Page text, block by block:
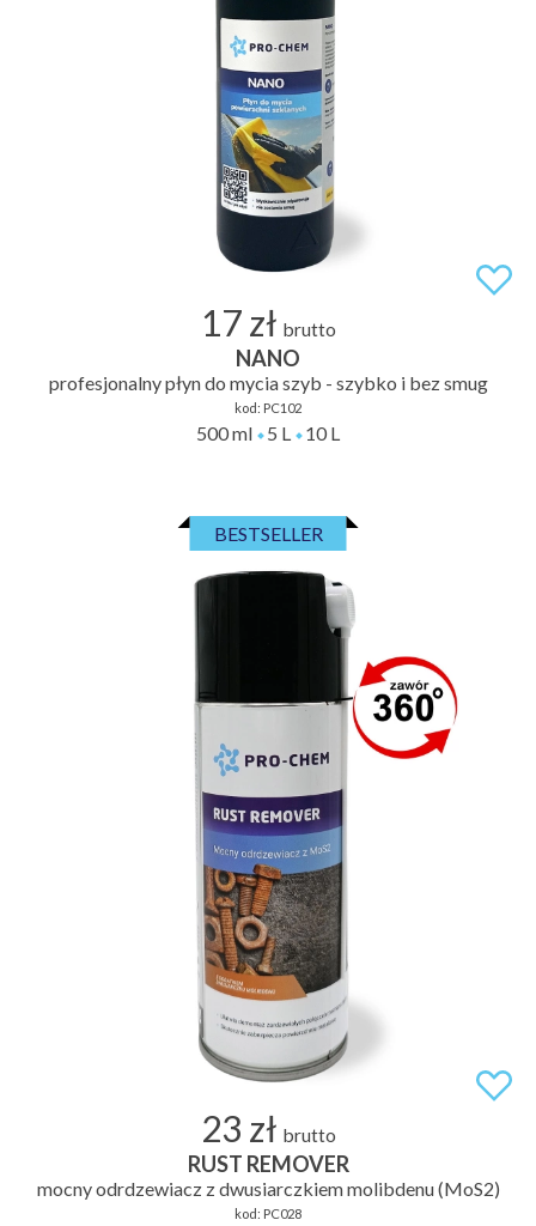
17 zł brutto
NANO
profesjonalny płyn do mycia szyb - szybko i bez smug
kod: PC102
500 ml 5 L 10 L
BESTSELLER
23 zł brutto
RUST REMOVER
mocny odrdzewiacz z dwusiarczkiem molibdenu (MoS2)
kod: PC028